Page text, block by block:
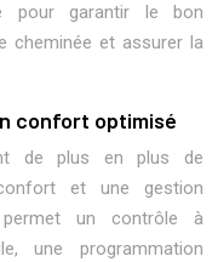
pour garantir le bon
cheminée et assurer la
confort optimisé
de plus en plus de
et une gestion
permet un contrôle à
une programmation